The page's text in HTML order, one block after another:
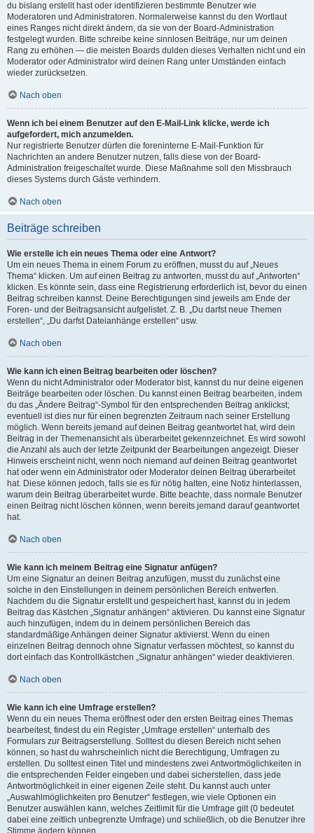
du bislang erstellt hast oder identifizieren bestimmte Benutzer wie
Moderatoren und Administratoren. Normalerweise kannst du den Wortlaut
eines Ranges nicht direkt ändern, da sie von der Board-Administration
festgelegt wurden. Bitte schreibe keine sinnlosen Beiträge, nur um deinen
Rang zu erhöhen — die meisten Boards dulden dieses Verhalten nicht und ein
Moderator oder Administrator wird deinen Rang unter Umständen einfach
wieder zurücksetzen.
Nach oben
Wenn ich bei einem Benutzer auf den E-Mail-Link klicke, werde ich
aufgefordert, mich anzumelden.
Nur registrierte Benutzer dürfen die foreninterne E-Mail-Funktion für
Nachrichten an andere Benutzer nutzen, falls diese von der Board-
Administration freigeschaltet wurde. Diese Maßnahme soll den Missbrauch
dieses Systems durch Gäste verhindern.
Nach oben
Beiträge schreiben
Wie erstelle ich ein neues Thema oder eine Antwort?
Um ein neues Thema in einem Forum zu eröffnen, musst du auf „Neues
Thema“ klicken. Um auf einen Beitrag zu antworten, musst du auf „Antworten“
klicken. Es könnte sein, dass eine Registrierung erforderlich ist, bevor du einen
Beitrag schreiben kannst. Deine Berechtigungen sind jeweils am Ende der
Foren- und der Beitragsansicht aufgelistet. Z. B. „Du darfst neue Themen
erstellen“, „Du darfst Dateianhänge erstellen“ usw.
Nach oben
Wie kann ich einen Beitrag bearbeiten oder löschen?
Wenn du nicht Administrator oder Moderator bist, kannst du nur deine eigenen
Beiträge bearbeiten oder löschen. Du kannst einen Beitrag bearbeiten, indem
du das „Ändere Beitrag“-Symbol für den entsprechenden Beitrag anklickst;
eventuell ist dies nur für einen begrenzten Zeitraum nach seiner Erstellung
möglich. Wenn bereits jemand auf deinen Beitrag geantwortet hat, wird dein
Beitrag in der Themenansicht als überarbeitet gekennzeichnet. Es wird sowohl
die Anzahl als auch der letzte Zeitpunkt der Bearbeitungen angezeigt. Dieser
Hinweis erscheint nicht, wenn noch niemand auf deinen Beitrag geantwortet
hat oder wenn ein Administrator oder Moderator deinen Beitrag überarbeitet
hat. Diese können jedoch, falls sie es für nötig halten, eine Notiz hinterlassen,
warum dein Beitrag überarbeitet wurde. Bitte beachte, dass normale Benutzer
einen Beitrag nicht löschen können, wenn bereits jemand darauf geantwortet
hat.
Nach oben
Wie kann ich meinem Beitrag eine Signatur anfügen?
Um eine Signatur an deinen Beitrag anzufügen, musst du zunächst eine
solche in den Einstellungen in deinem persönlichen Bereich entwerfen.
Nachdem du die Signatur erstellt und gespeichert hast, kannst du in jedem
Beitrag das Kästchen „Signatur anhängen“ aktivieren. Du kannst eine Signatur
auch hinzufügen, indem du in deinem persönlichen Bereich das
standardmäßige Anhängen deiner Signatur aktivierst. Wenn du einen
einzelnen Beitrag dennoch ohne Signatur verfassen möchtest, so kannst du
dort einfach das Kontrollkästchen „Signatur anhängen“ wieder deaktivieren.
Nach oben
Wie kann ich eine Umfrage erstellen?
Wenn du ein neues Thema eröffnest oder den ersten Beitrag eines Themas
bearbeitest, findest du ein Register „Umfrage erstellen“ unterhalb des
Formulars zur Beitragserstellung. Solltest du diesen Bereich nicht sehen
können, so hast du wahrscheinlich nicht die Berechtigung, Umfragen zu
erstellen. Du solltest einen Titel und mindestens zwei Antwortmöglichkeiten in
die entsprechenden Felder eingeben und dabei sicherstellen, dass jede
Antwortmöglichkeit in einer eigenen Zeile steht. Du kannst auch unter
„Auswahlmöglichkeiten pro Benutzer“ festlegen, wie viele Optionen ein
Benutzer auswählen kann, welches Zeitlimit für die Umfrage gilt (0 bedeutet
dabei eine zeitlich unbegrenzte Umfrage) und schließlich, ob die Benutzer ihre
Stimme ändern können.